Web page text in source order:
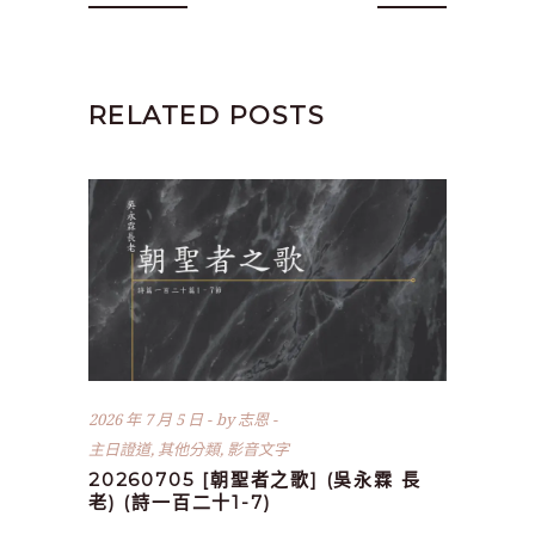
RELATED POSTS
2026 年 7 月 5 日 by志恩
主日證道, 其他分類, 影音文字
20260705 [朝聖者之歌] (吳永霖 長
老) (詩一百二十1-7)